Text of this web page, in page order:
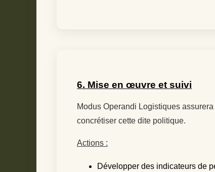
6. Mise en œuvre et suivi
Modus Operandi Logistiques
concrétiser cette dite politique.
Actions :
Développer des indicateurs de